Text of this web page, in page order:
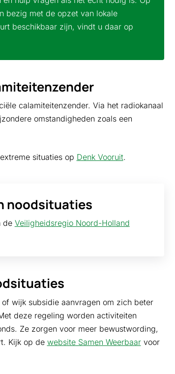
bezig met de opzet van lokale
beschikbaar zijn, vindt u daar op
calamiteitenzender. Via het radiokanaal
omstandigheden zoals een
situaties op Denk Vooruit.
noodsituaties
de Veiligheidsregio Noord-Holland
wijk subsidie aanvragen om zich beter
deze regeling worden activiteiten
Ze zorgen voor meer bewustwording,
Kijk op de website Samen Weerbaarvoor